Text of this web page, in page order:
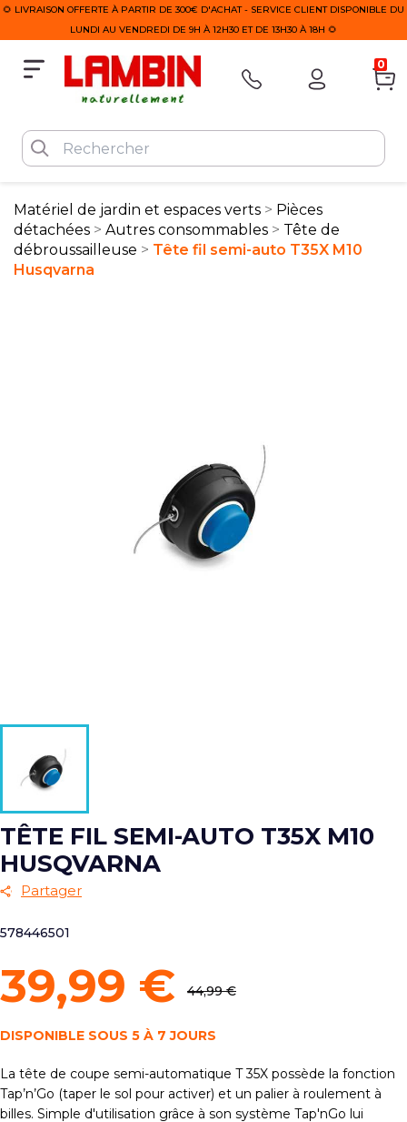
🌻 LIVRAISON OFFERTE À PARTIR DE 300€ D'ACHAT - SERVICE CLIENT DISPONIBLE DU
LUNDI AU VENDREDI DE 9H À 12H30 ET DE 13H30 À 18H 🌻
0
Matériel de jardin et espaces verts
Pièces
détachées
Autres consommables
Tête de
débroussailleuse
Tête fil semi-auto T35X M10
Husqvarna
TÊTE FIL SEMI-AUTO T35X M10
HUSQVARNA
Partager
578446501
39,99 € 44,99 €
DISPONIBLE SOUS 5 À 7 JOURS
La tête de coupe semi-automatique T 35X possède la fonction
Tap’n’Go (taper le sol pour activer) et un palier à roulement à
billes. Simple d'utilisation grâce à son système Tap'nGo lui